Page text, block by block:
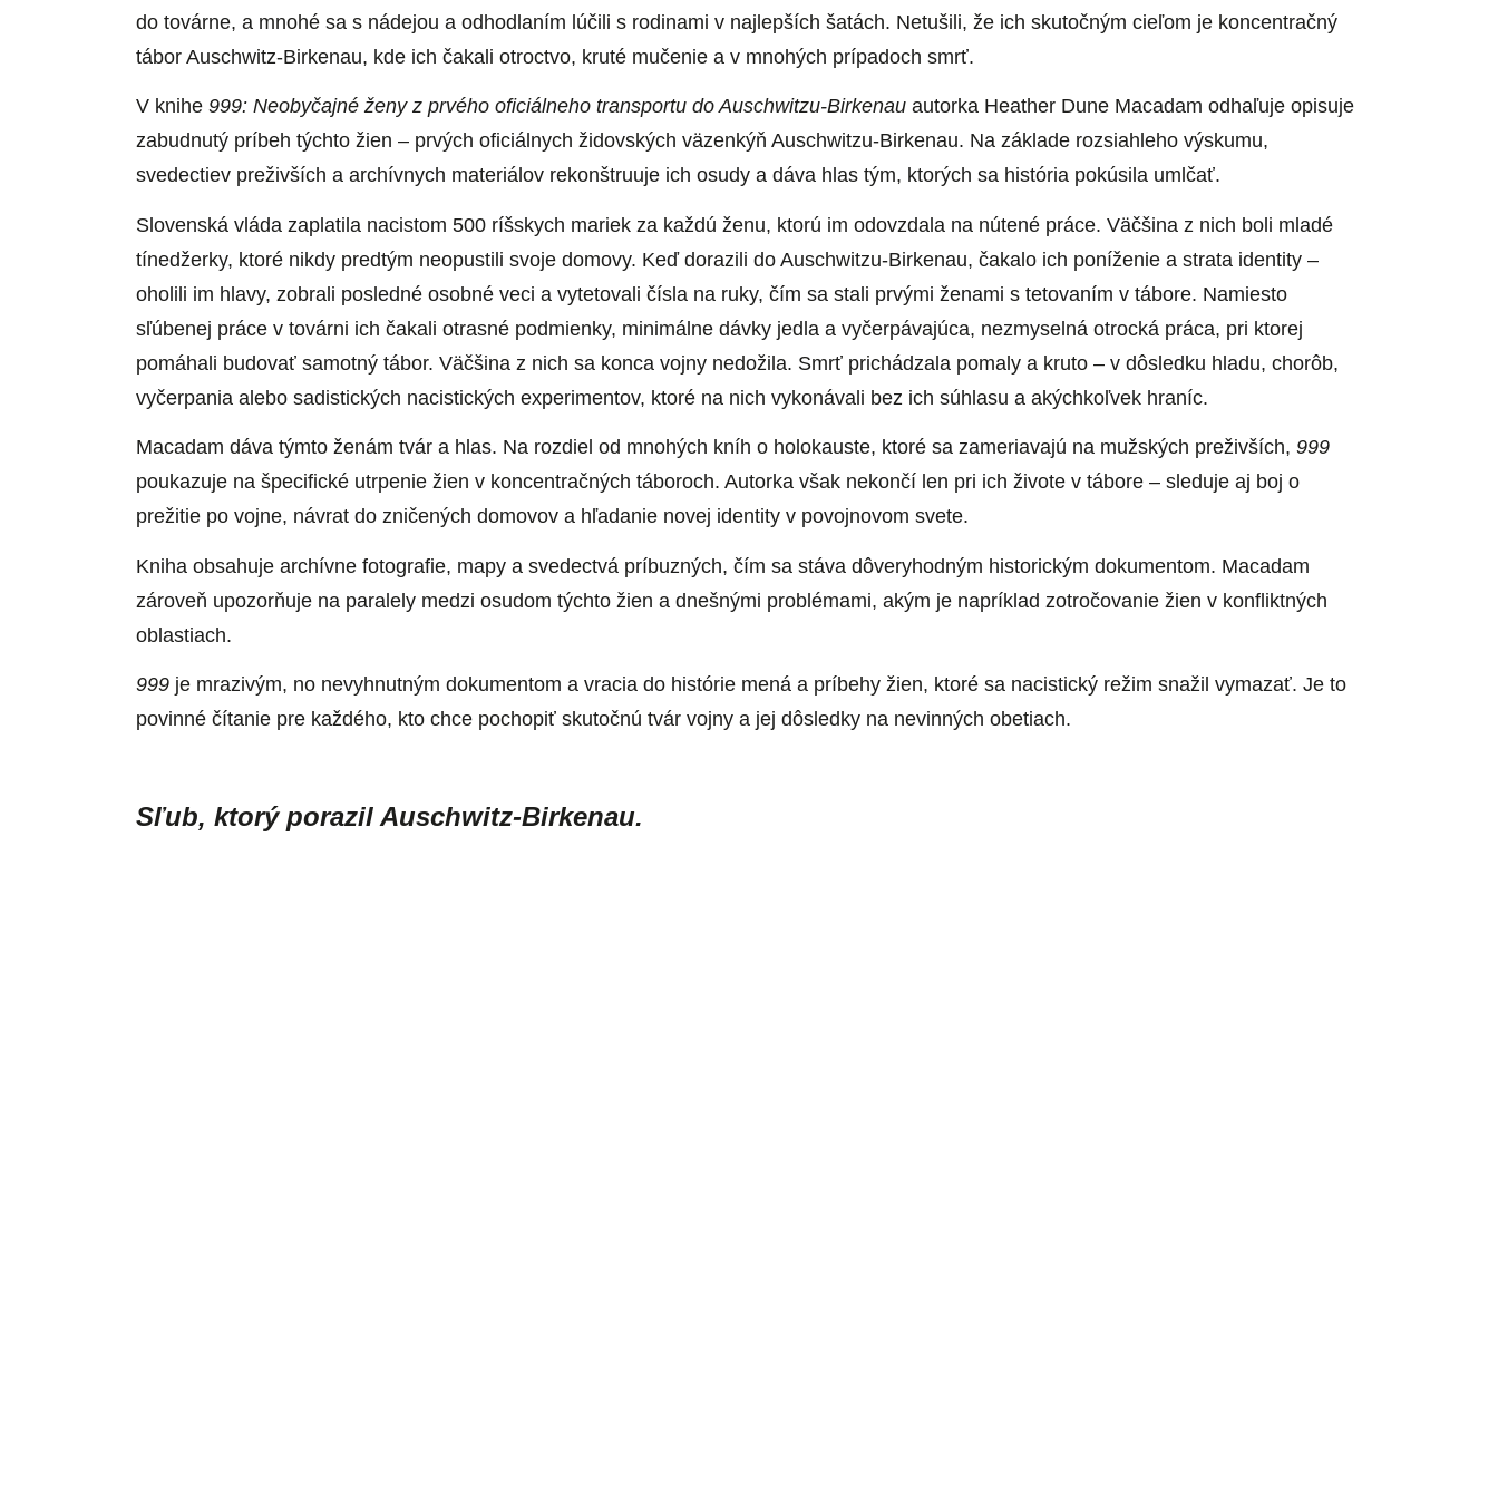
do továrne, a mnohé sa s nádejou a odhodlaním lúčili s rodinami v najlepších šatách. Netušili, že ich skutočným cieľom je koncentračný
tábor Auschwitz-Birkenau, kde ich čakali otroctvo, kruté mučenie a v mnohých prípadoch smrť.
V knihe 999: Neobyčajné ženy z prvého oficiálneho transportu do Auschwitzu-Birkenau autorka Heather Dune Macadam odhaľuje opisuje
zabudnutý príbeh týchto žien – prvých oficiálnych židovských väzenkýň Auschwitzu-Birkenau. Na základe rozsiahleho výskumu,
svedectiev preživších a archívnych materiálov rekonštruuje ich osudy a dáva hlas tým, ktorých sa história pokúsila umlčať.
Slovenská vláda zaplatila nacistom 500 ríšskych mariek za každú ženu, ktorú im odovzdala na nútené práce. Väčšina z nich boli mladé
tínedžerky, ktoré nikdy predtým neopustili svoje domovy. Keď dorazili do Auschwitzu-Birkenau, čakalo ich poníženie a strata identity –
oholili im hlavy, zobrali posledné osobné veci a vytetovali čísla na ruky, čím sa stali prvými ženami s tetovaním v tábore. Namiesto
sľúbenej práce v továrni ich čakali otrasné podmienky, minimálne dávky jedla a vyčerpávajúca, nezmyselná otrocká práca, pri ktorej
pomáhali budovať samotný tábor. Väčšina z nich sa konca vojny nedožila. Smrť prichádzala pomaly a kruto – v dôsledku hladu, chorôb,
vyčerpania alebo sadistických nacistických experimentov, ktoré na nich vykonávali bez ich súhlasu a akýchkoľvek hraníc.
Macadam dáva týmto ženám tvár a hlas. Na rozdiel od mnohých kníh o holokauste, ktoré sa zameriavajú na mužských preživších, 999
poukazuje na špecifické utrpenie žien v koncentračných táboroch. Autorka však nekončí len pri ich živote v tábore – sleduje aj boj o
prežitie po vojne, návrat do zničených domovov a hľadanie novej identity v povojnovom svete.
Kniha obsahuje archívne fotografie, mapy a svedectvá príbuzných, čím sa stáva dôveryhodným historickým dokumentom. Macadam
zároveň upozorňuje na paralely medzi osudom týchto žien a dnešnými problémami, akým je napríklad zotročovanie žien v konfliktných
oblastiach.
999 je mrazivým, no nevyhnutným dokumentom a vracia do histórie mená a príbehy žien, ktoré sa nacistický režim snažil vymazať. Je to
povinné čítanie pre každého, kto chce pochopiť skutočnú tvár vojny a jej dôsledky na nevinných obetiach.
Sľub, ktorý porazil Auschwitz-Birkenau.